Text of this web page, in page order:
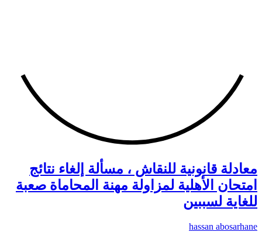
معادلة قانونية للنقاش ، مسألة إلغاء نتائج
امتحان الأهلية لمزاولة مهنة المحاماة صعبة
للغاية لسببين
hassan abosarhane